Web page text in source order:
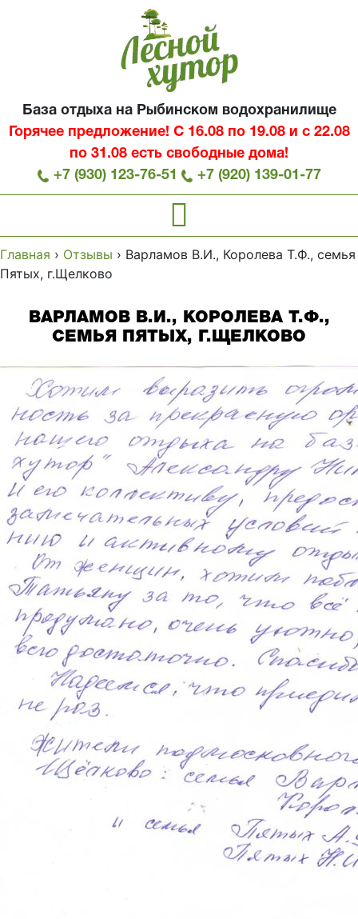
База отдыха на Рыбинском водохранилище
Горячее предложение! С 16.08 по 19.08 и с 22.08
по 31.08 есть свободные дома!
+7 (930) 123-76-51
+7 (920) 139-01-77
Главная › Отзывы › Варламов В.И., Королева Т.Ф., семья
Пятых, г.Щелково
ВАРЛАМОВ В.И., КОРОЛЕВА Т.Ф.,
СЕМЬЯ ПЯТЫХ, Г.ЩЕЛКОВО